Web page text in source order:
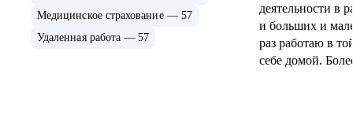
Медицинское страхование — 57
Удаленная работа — 57
деятельности в
и больших и
раз работаю в
себе домой.